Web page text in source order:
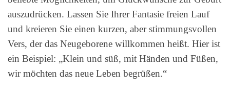
auszudrücken. Lassen Sie Ihrer Fantasie freien Lauf
und kreieren Sie einen kurzen, aber stimmungsvollen
Vers, der das Neugeborene willkommen heißt. Hier ist
ein Beispiel: „Klein und süß, mit Händen und Füßen,
wir möchten das neue Leben begrüßen.“